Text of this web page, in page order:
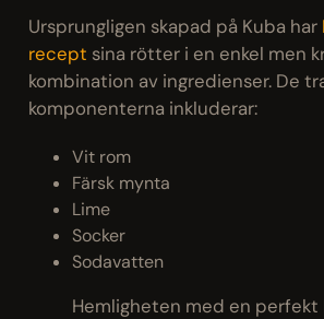
Ursprungligen skapad på Kuba har
recept sina rötter i en enkel men
kombination av ingredienser. De
komponenterna inkluderar:
Vit rom
Färsk mynta
Lime
Socker
Sodavatten
Hemligheten med en perfekt